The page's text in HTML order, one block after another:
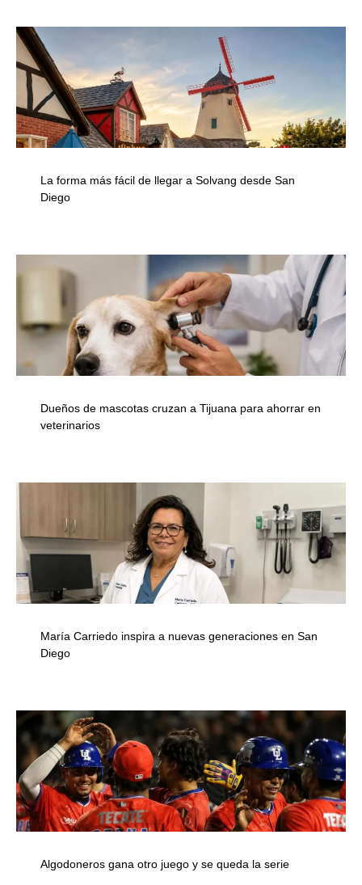
La forma más fácil de llegar a Solvang desde San
Diego
Dueños de mascotas cruzan a Tijuana para ahorrar en
veterinarios
María Carriedo inspira a nuevas generaciones en San
Diego
Algodoneros gana otro juego y se queda la serie